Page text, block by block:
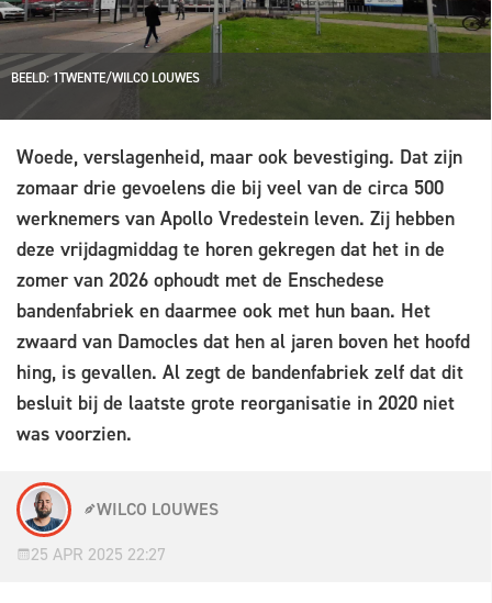
BEELD: 1TWENTE/WILCO LOUWES
Woede, verslagenheid, maar ook bevestiging. Dat zijn
zomaar drie gevoelens die bij veel van de circa 500
werknemers van Apollo Vredestein leven. Zij hebben
deze vrijdagmiddag te horen gekregen dat het in de
zomer van 2026 ophoudt met de Enschedese
bandenfabriek en daarmee ook met hun baan. Het
zwaard van Damocles dat hen al jaren boven het hoofd
hing, is gevallen. Al zegt de bandenfabriek zelf dat dit
besluit bij de laatste grote reorganisatie in 2020 niet
was voorzien.
WILCO LOUWES
25 APR 2025 22:27